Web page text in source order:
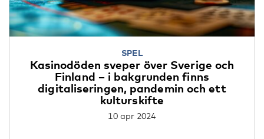
SPEL
Kasinodöden sveper över Sverige och
Finland – i bakgrunden finns
digitaliseringen, pandemin och ett
kulturskifte
10 apr 2024